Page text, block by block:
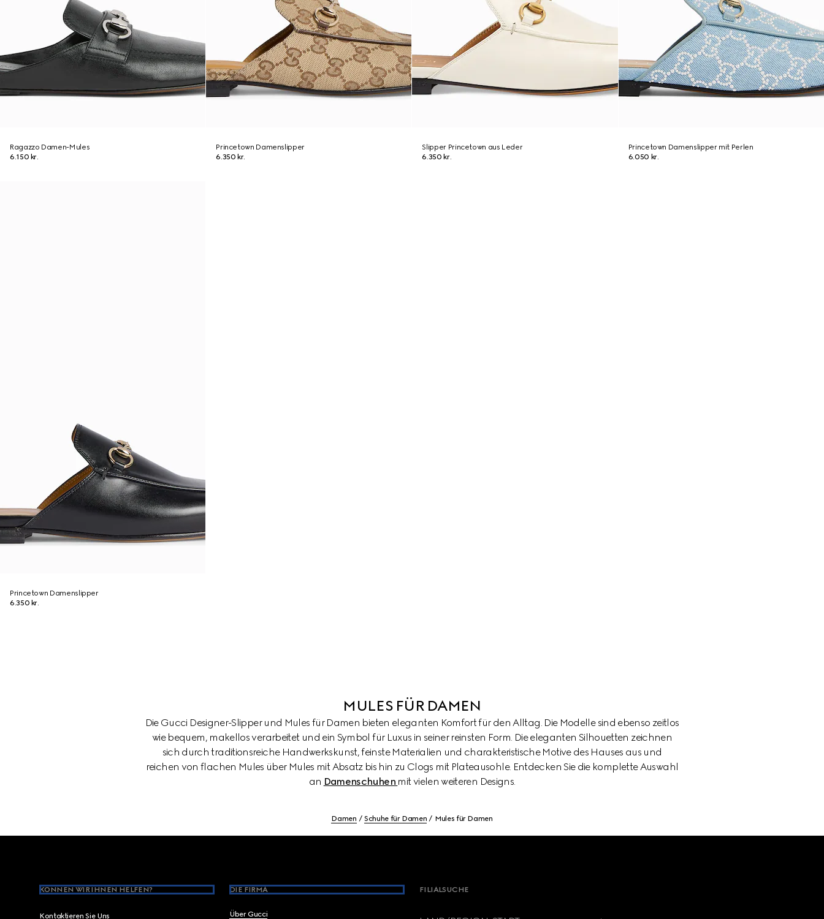
Ragazzo Damen-Mules
6.150 kr.
Princetown Damenslipper
6.350 kr.
Slipper Princetown aus Leder
6.350 kr.
Princetown Damenslipper mit Perlen
6.050 kr.
Princetown Damenslipper
6.350 kr.
MULES FÜR DAMEN
Die Gucci Designer-Slipper und Mules für Damen bieten eleganten Komfort für den Alltag. Die Modelle sind ebenso zeitlos
wie bequem, makellos verarbeitet und ein Symbol für Luxus in seiner reinsten Form. Die eleganten Silhouetten zeichnen
sich durch traditionsreiche Handwerkskunst, feinste Materialien und charakteristische Motive des Hauses aus und
reichen von flachen Mules über Mules mit Absatz bis hin zu Clogs mit Plateausohle. Entdecken Sie die komplette Auswahl
an Damenschuhen mit vielen weiteren Designs.
Damen Schuhe für Damen Mules für Damen
KÖNNEN WIR IHNEN HELFEN?
Kontaktieren Sie Uns
DIE FIRMA
Über Gucci
FILIALSUCHE